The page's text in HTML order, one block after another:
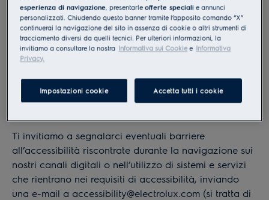
Android e iOS e abbiamo svolto anche test con utenti
reali.
Come segnalare un problema
variare e Electrolux è interessata a conoscere
l’esperienza degli utenti per migliorare la fruibilità dei
Ti invitiamo a segnalarci eventuali barriere
all’accessibilità riscontrate durante la navigazione sui
nostri canali digitali o nell’utilizzo di sistemi e servizi
che rientrano nei requisiti di accessibilità, inviando
una e-mail a accessibility@electrolux.com (si tratta di
esperienza di navigazione , presentarleofferte speciali e annunci
personalizzati. Chiudendo questo banner tramite l’apposito comando “X”
continuerai la navigazione del sito in assenza di cookie o altri strumenti di
tracciamento diversi da quelli tecnici. Per ulteriori informazioni, la
invitiamo a consultare la nostra Informativa sui Cookiee Informativa
Privacy.
Impostazioni cookie Accetta tutti i cookie